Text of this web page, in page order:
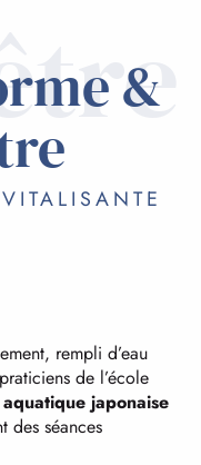
&
rempli d’eau
de l’école
japonaise
des séances